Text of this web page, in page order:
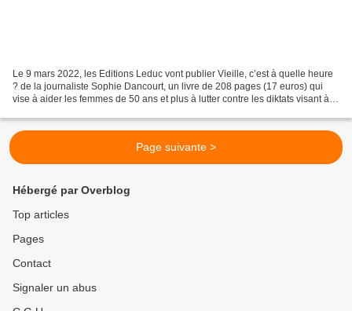
Le 9 mars 2022, les Editions Leduc vont publier Vieille, c’est à quelle heure
? de la journaliste Sophie Dancourt, un livre de 208 pages (17 euros) qui
vise à aider les femmes de 50 ans et plus à lutter contre les diktats visant à
Page suivante >
Hébergé par Overblog
Top articles
Pages
Contact
Signaler un abus